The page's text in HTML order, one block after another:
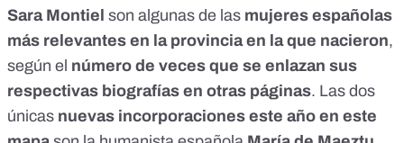
Sara Montiel son algunas de las mujeres españolas
más relevantes en la provincia en la que nacieron,
según el número de veces que se enlazan sus
respectivas biografías en otras páginas. Las dos
únicas nuevas incorporaciones este año en este